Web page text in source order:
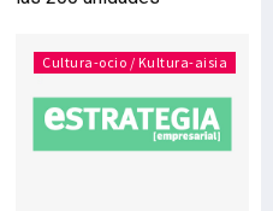
Cultura-ocio / Kultura-aisia